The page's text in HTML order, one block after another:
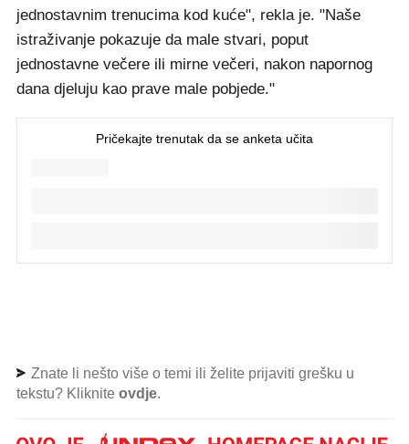
jednostavnim trenucima kod kuće", rekla je. "Naše
istraživanje pokazuje da male stvari, poput
jednostavne večere ili mirne večeri, nakon napornog
dana djeluju kao prave male pobjede."
Znate li nešto više o temi ili želite prijaviti grešku u
tekstu? Kliknite ovdje.